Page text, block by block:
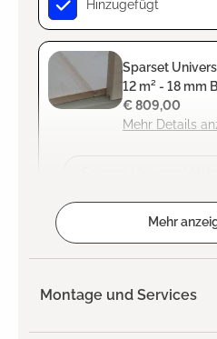
Hinzugefügt
Sparset
12 m² - 18 mm
Mehr Details
€ 809,00
Zum ProjektMehr
Montage und Services